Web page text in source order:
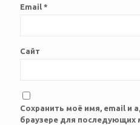
Email *
Сайт
Сохранить моё имя, email и
браузере для последующих